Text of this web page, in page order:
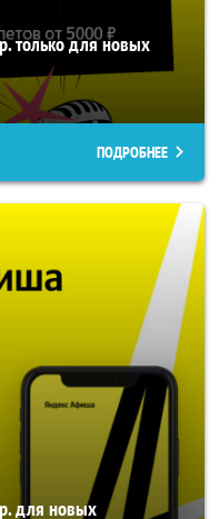
только для новых
ПОДРОБНЕЕ
для новых